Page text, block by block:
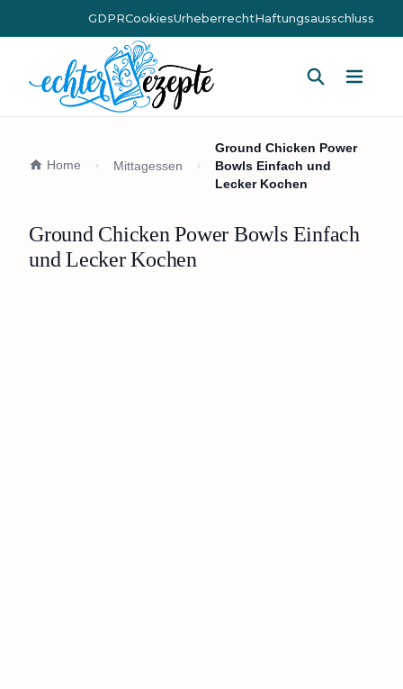
GDPRCookiesUrheberrechtHaftungsausschluss
Home Mittagessen
Ground Chicken Power
Bowls Einfach und
Lecker Kochen
Ground Chicken Power Bowls Einfach
und Lecker Kochen